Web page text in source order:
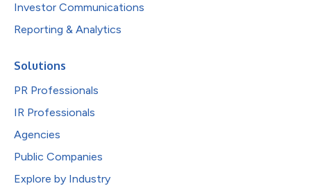
Investor Communications
Reporting & Analytics
Solutions
PR Professionals
IR Professionals
Agencies
Public Companies
Explore by Industry